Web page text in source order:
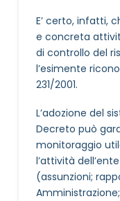
E’ certo, infatti,
e concreta
di controllo del
l’esimente
231/2001.
L’adozione del
Decreto può
monitoraggio
l’attività
(assunzioni;